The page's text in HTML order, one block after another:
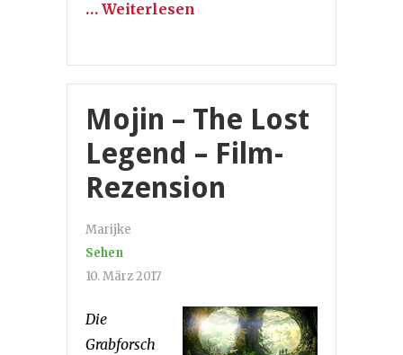
… Weiterlesen
Mojin – The Lost
Legend – Film-
Rezension
Marijke
Sehen
10. März 2017
Die
Grabforsch